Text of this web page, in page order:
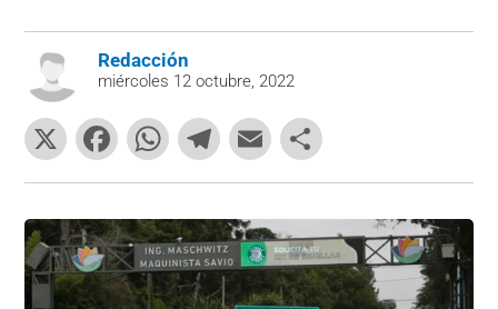
Redacción
miércoles 12 octubre, 2022
X
F
a
c
e
b
W
h
at
s
A
T
el
e
gr
a
E
m
ai
l
o
m
p
ar